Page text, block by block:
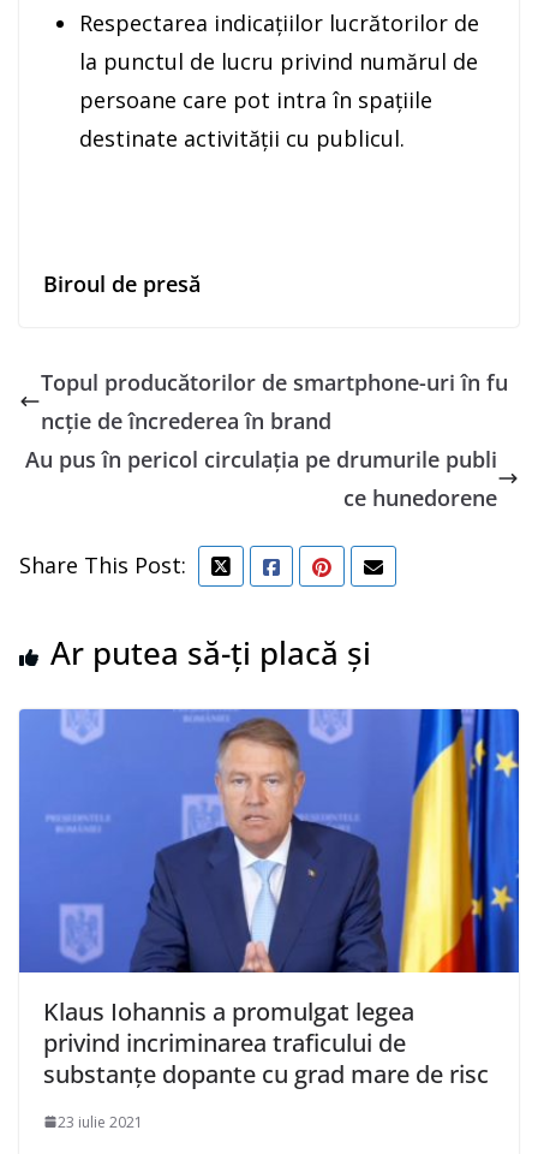
Respectarea indicaţiilor lucrătorilor de
la punctul de lucru privind numărul de
persoane care pot intra în spaţiile
destinate activităţii cu publicul.
Biroul de presă
Topul producătorilor de smartphone-uri în fu
ncţie de încrederea în brand
Au pus în pericol circulaţia pe drumurile publi
ce hunedorene
Share This Post:
Ar putea să-ți placă și
Klaus Iohannis a promulgat legea
privind incriminarea traficului de
substanţe dopante cu grad mare de risc
23 iulie 2021